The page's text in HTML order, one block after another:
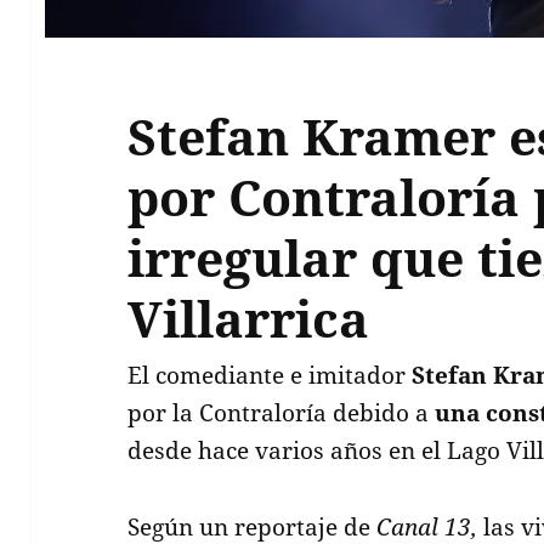
Stefan Kramer
por Contraloría
irregular que
Villarrica
El comediante e imitadorStefan
por la Contraloría debido auna
desde hace varios años en el Lago
Según un reportaje de Canal 13,las